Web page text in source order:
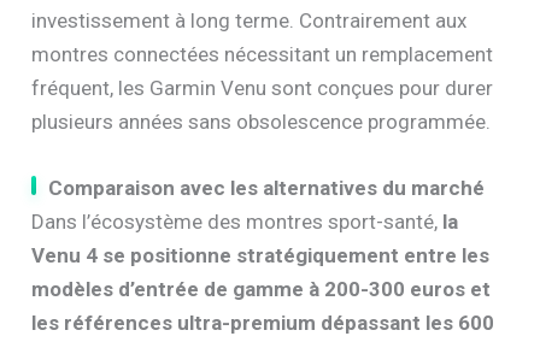
investissement à long terme. Contrairement aux
montres connectées nécessitant un remplacement
fréquent, les Garmin Venu sont conçues pour durer
plusieurs années sans obsolescence programmée.
Comparaison avec les alternatives du marché
Dans l’écosystème des montres sport-santé, la
Venu 4 se positionne stratégiquement entre les
modèles d’entrée de gamme à 200-300 euros et
les références ultra-premium dépassant les 600